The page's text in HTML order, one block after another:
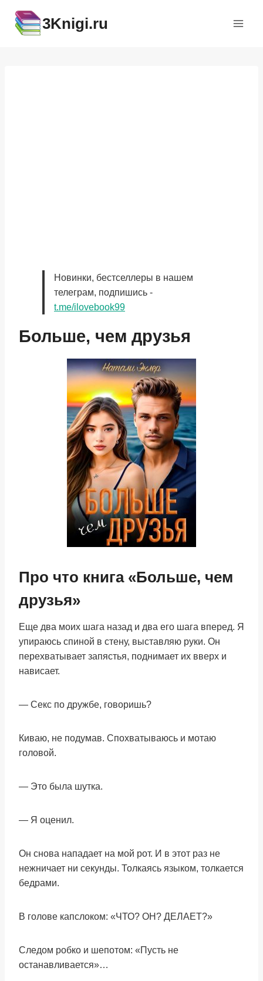
содержимому
3Knigi.ru
Новинки, бестселлеры в нашем
телеграм, подпишись -
t.me/ilovebook99
Больше, чем друзья
Про что книга «Больше, чем
друзья»
Еще два моих шага назад и два его шага вперед. Я
упираюсь спиной в стену, выставляю руки. Он
перехватывает запястья, поднимает их вверх и
нависает.
— Секс по дружбе, говоришь?
Киваю, не подумав. Спохватываюсь и мотаю
головой.
— Это была шутка.
— Я оценил.
Он снова нападает на мой рот. И в этот раз не
нежничает ни секунды. Толкаясь языком, толкается
бедрами.
В голове капслоком: «ЧТО? ОН? ДЕЛАЕТ?»
Следом робко и шепотом: «Пусть не
останавливается»…